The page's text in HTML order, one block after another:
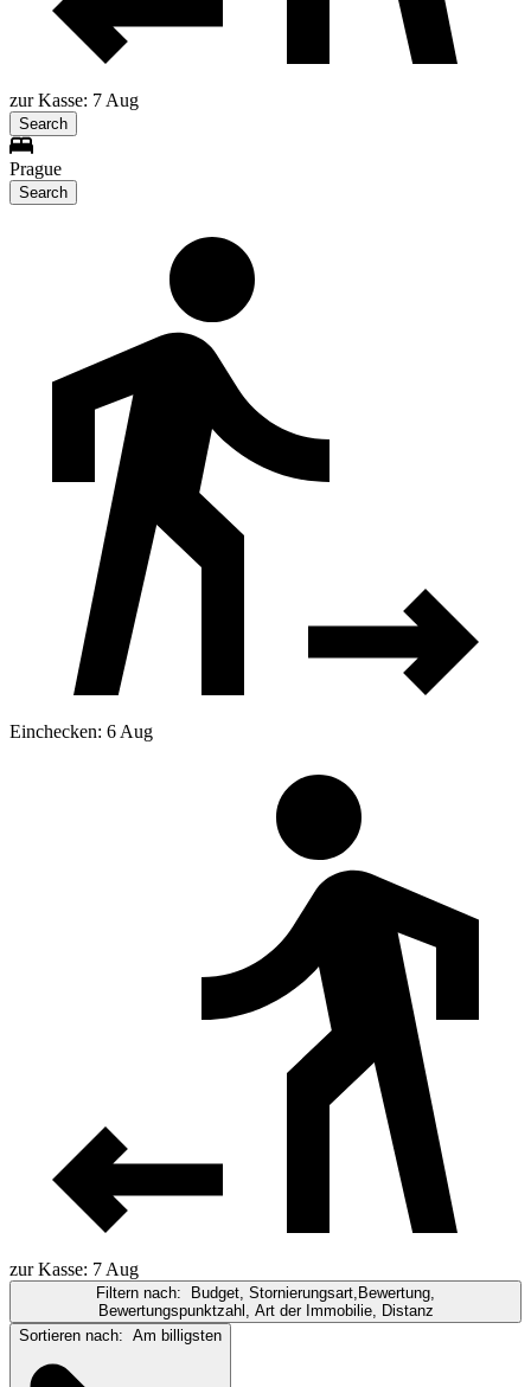
zur Kasse: 7 Aug
Search
Prague
Search
Einchecken: 6 Aug
zur Kasse: 7 Aug
Filtern nach: Budget, Stornierungsart,Bewertung,
Bewertungspunktzahl, Art der Immobilie, Distanz
Sortieren nach: Am billigsten